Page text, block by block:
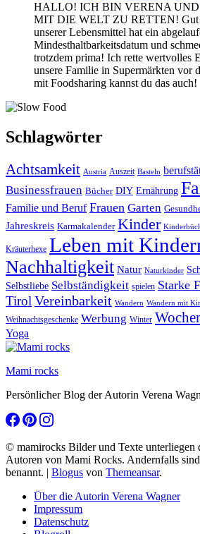
HALLO! ICH BIN VERENA
MIT DIE WELT ZU RETTEN! Gut
unserer Lebensmittel hat ein
Mindesthaltbarkeitsdatum und
trotzdem prima! Ich rette wertvolles
unsere Familie in Supermärkten vor
mit Foodsharing kannst du das auch!
Schlagwörter
Achtsamkeit Austria Auszeit Basteln
Businessfrauen Bücher DIY Ernährung
Familie und Beruf Frauen Garten
Jahreskreis Karmakalender Kinder
Kräuterhexe Leben mit
Nachhaltigkeit Natur Naturkinder
Selbstliebe Selbständigkeit spielen Starke
Tirol Vereinbarkeit Wandern Wandern mit
Weihnachtsgeschenke Werbung Winter
Yoga
Mami rocks
Persönlicher Blog der Autorin Verena
© mamirocks Bilder und Texte unterliegen
Autoren von Mami Rocks. Andernfalls
benannt. | Blogus von Themeansar.
Über die Autorin Verena Wagner
Impressum
Datenschutz